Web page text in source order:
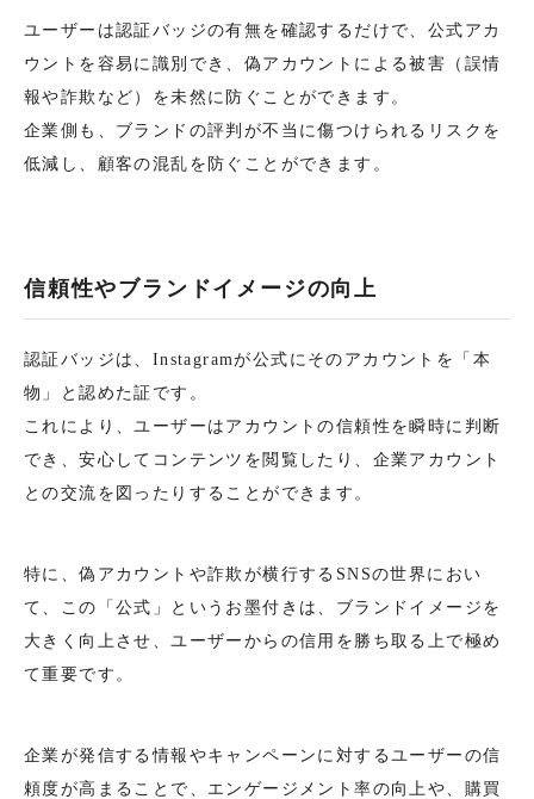
ユーザーは認証バッジの有無を確認するだけで、公式アカ
ウントを容易に識別でき、偽アカウントによる被害（誤情
報や詐欺など）を未然に防ぐことができます。
企業側も、ブランドの評判が不当に傷つけられるリスクを
低減し、顧客の混乱を防ぐことができます。
信頼性やブランドイメージの向上
認証バッジは、Instagramが公式にそのアカウントを「本
物」と認めた証です。
これにより、ユーザーはアカウントの信頼性を瞬時に判断
でき、安心してコンテンツを閲覧したり、企業アカウント
との交流を図ったりすることができます。
特に、偽アカウントや詐欺が横行するSNSの世界におい
て、この「公式」というお墨付きは、ブランドイメージを
大きく向上させ、ユーザーからの信用を勝ち取る上で極め
て重要です。
企業が発信する情報やキャンペーンに対するユーザーの信
頼度が高まることで、エンゲージメント率の向上や、購買